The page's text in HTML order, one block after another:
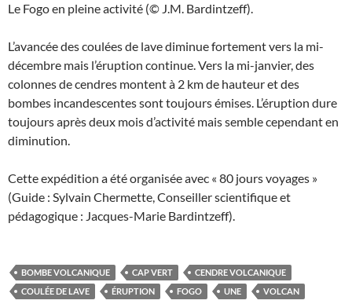
Le Fogo en pleine activité (© J.M. Bardintzeff).
L’avancée des coulées de lave diminue fortement vers la mi-
décembre mais l’éruption continue. Vers la mi-janvier, des
colonnes de cendres montent à 2 km de hauteur et des
bombes incandescentes sont toujours émises. L’éruption dure
toujours après deux mois d’activité mais semble cependant en
diminution.
Cette expédition a été organisée avec « 80 jours voyages »
(Guide : Sylvain Chermette, Conseiller scientifique et
pédagogique : Jacques-Marie Bardintzeff).
BOMBE VOLCANIQUE CAP VERT
CENDRE VOLCANIQUE
COULÉE DE LAVE
ÉRUPTION FOGO UNE VOLCAN